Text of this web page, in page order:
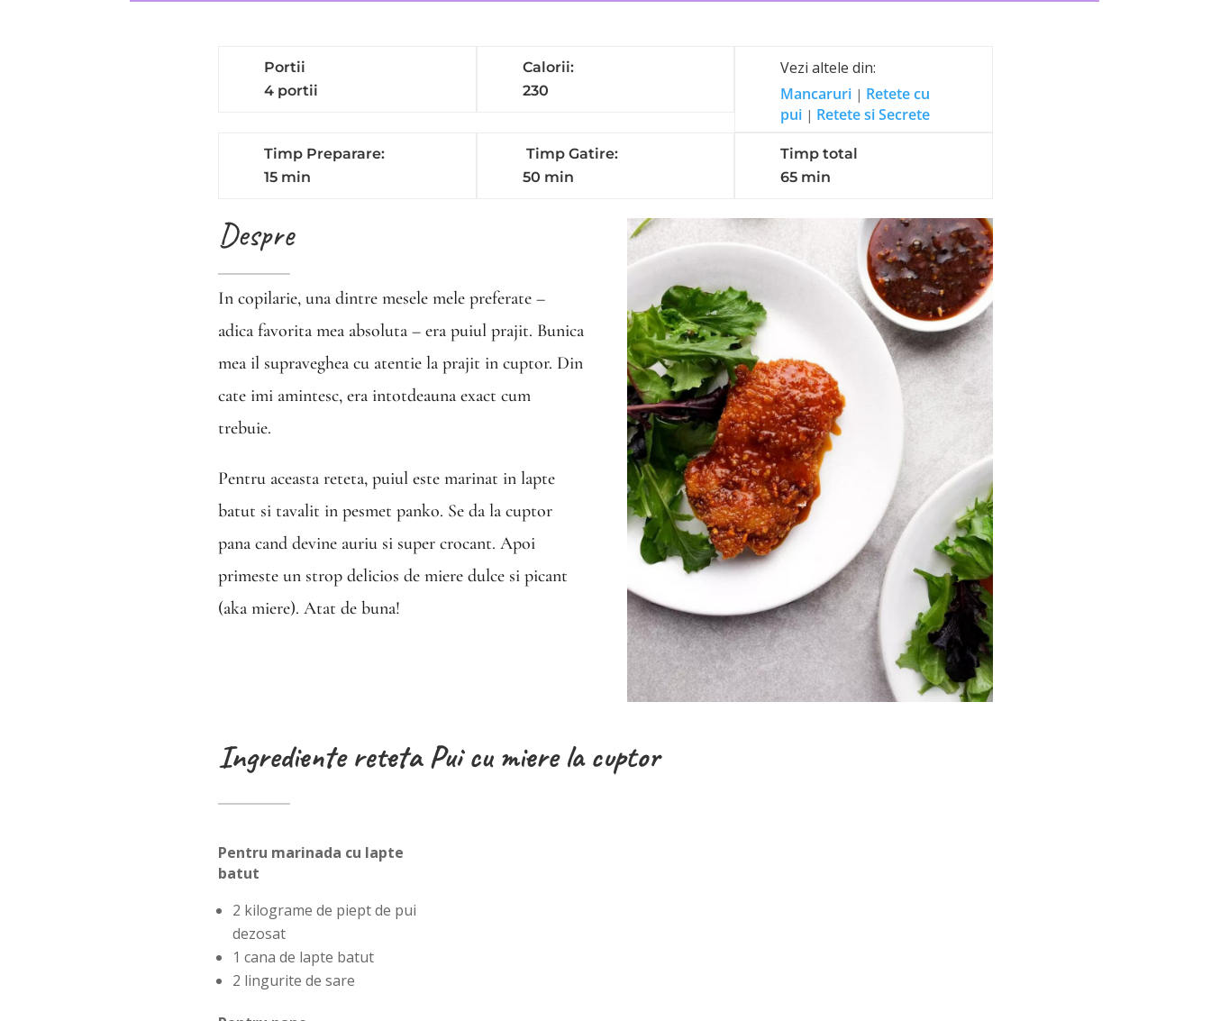
Portii
4 portii
Calorii:
230
Vezi altele din:
Mancaruri | Retete cu
pui | Retete si Secrete
Timp Preparare:
15 min
Timp Gatire:
50 min
Timp total
65 min
Despre
In copilarie, una dintre mesele mele preferate –
adica favorita mea absoluta – era puiul prajit. Bunica
mea il supraveghea cu atentie la prajit in cuptor. Din
cate imi amintesc, era intotdeauna exact cum
trebuie.
Pentru aceasta reteta, puiul este marinat in lapte
batut si tavalit in pesmet panko. Se da la cuptor
pana cand devine auriu si super crocant. Apoi
primeste un strop delicios de miere dulce si picant
(aka miere). Atat de buna!
Ingrediente reteta Pui cu miere la cuptor
Pentru marinada cu lapte
batut
2 kilograme de piept de pui
dezosat
1 cana de lapte batut
2 lingurite de sare